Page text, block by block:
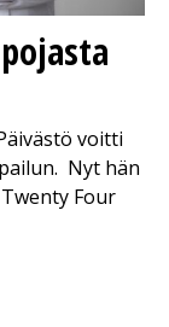
voitti
Nyt hän
Four